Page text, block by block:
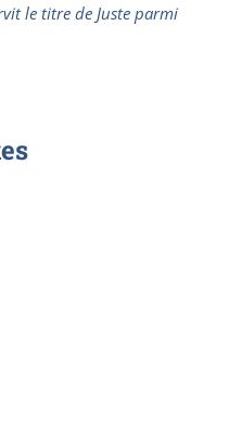
le titre de Juste parmi